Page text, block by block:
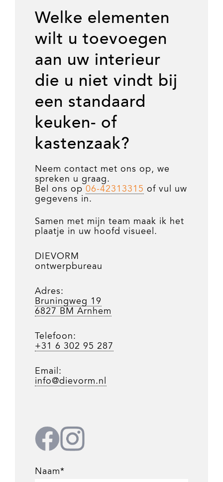
Welke elementen
wilt u toevoegen
aan uw interieur
die u niet vindt bij
een standaard
keuken- of
kastenzaak?
Neem contact met ons op, we
spreken u graag.
Bel ons op 06-42313315 of vul uw
gegevens in.
Samen met mijn team maak ik het
plaatje in uw hoofd visueel.
DIEVORM
ontwerpbureau
Adres:
Bruningweg 19
6827 BM Arnhem
Telefoon:
+31 6 302 95 287
Email:
info@dievorm.nl
Naam*